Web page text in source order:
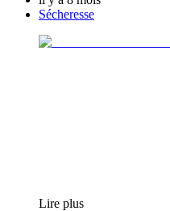
Sécheresse
Lire plus